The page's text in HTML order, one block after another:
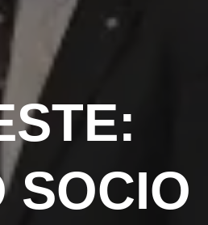
SOCIO